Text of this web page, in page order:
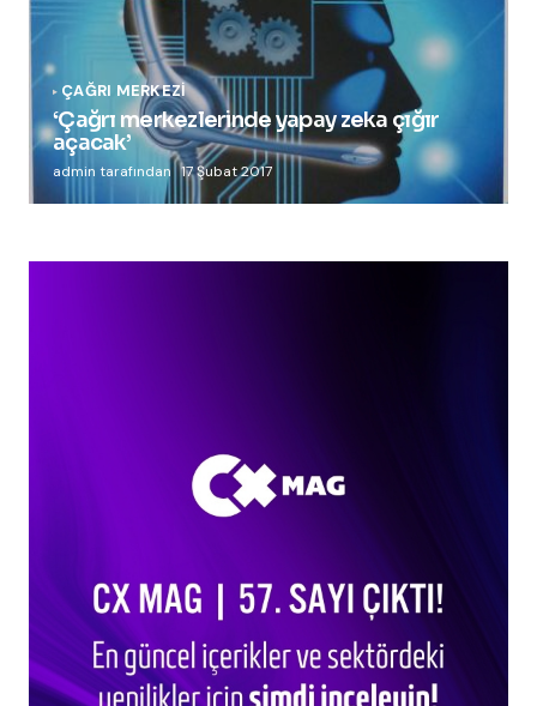
ÇAĞRI MERKEZI
‘Çağrı merkezlerinde yapay zeka çığır
açacak’
admin tarafından 17 Şubat 2017